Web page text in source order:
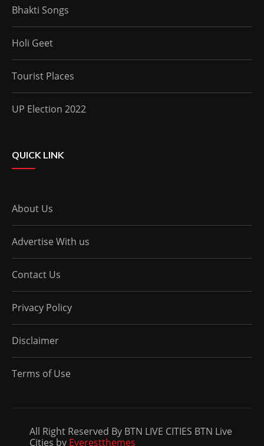
Bhakti Songs
Holi Geet
Tourist Places
UP Election 2022
QUICK LINK
About Us
Advertise With us
Contact Us
Privacy Policy
Disclaimer
Terms of Use
All Right Reserved By BTN LIVE CITIES BTN Live
Cities by Everestthemes